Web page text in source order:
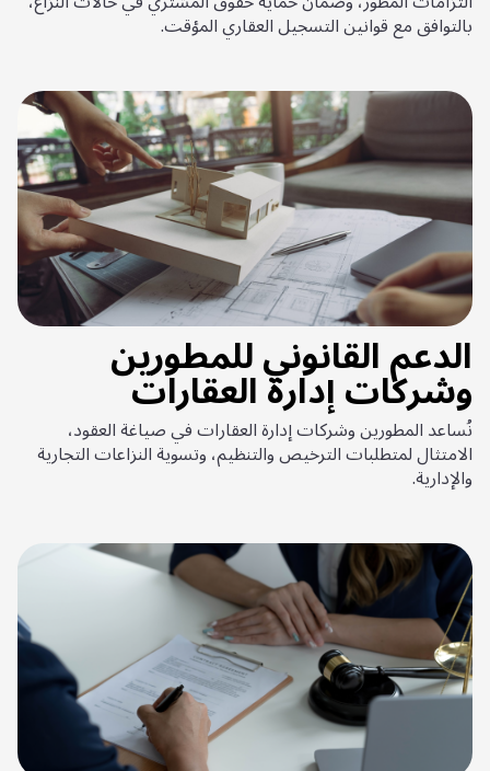
بالتوافق مع قوانين التسجيل العقاري المؤقت.
الدعم القانوني للمطورين
وشركات إدارة العقارات
نُساعد المطورين وشركات إدارة العقارات في صياغة العقود،
الامتثال لمتطلبات الترخيص والتنظيم، وتسوية النزاعات التجارية
والإدارية.